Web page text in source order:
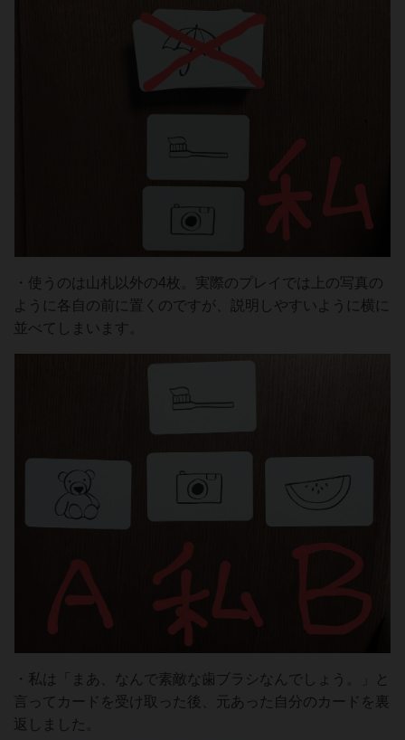
・使うのは山札以外の4枚。実際のプレイでは上の写真の
ように各自の前に置くのですが、説明しやすいように横に
並べてしまいます。
・私は「まあ、なんで素敵な歯ブラシなんでしょう。」と
言ってカードを受け取った後、元あった自分のカードを裏
返しました。